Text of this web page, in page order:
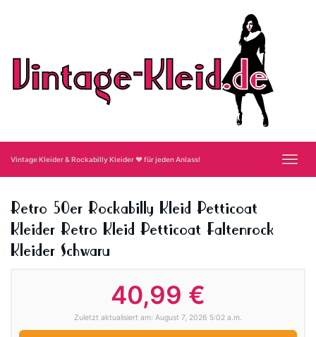
Vintage Kleider & Rockabilly Kleider ❤ für jeden Anlass!
Retro 50er Rockabilly Kleid Petticoat
Kleider Retro Kleid Petticoat Faltenrock
Kleider Schwaru
40,99 €
Zuletzt aktualisiert am: August 7, 2026 5:02 a.m.